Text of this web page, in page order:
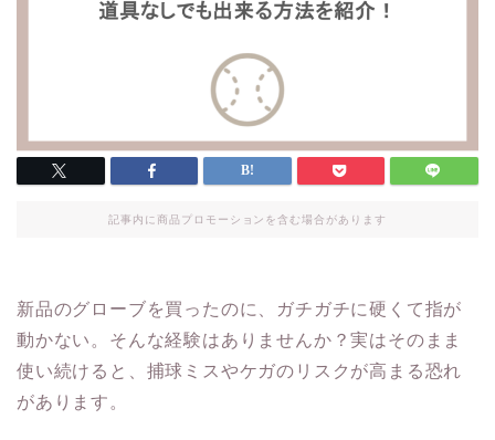
記事内に商品プロモーションを含む場合があります
新品のグローブを買ったのに、ガチガチに硬くて指が
動かない。そんな経験はありませんか？実はそのまま
使い続けると、捕球ミスやケガのリスクが高まる恐れ
があります。